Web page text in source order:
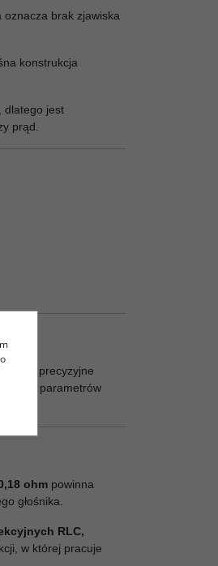
oznacza brak zjawiska
konstrukcja
dlatego jest
prąd.
precyzyjne
oraz parametrów
ohm powinna
głośnika.
RLC,
w której pracuje